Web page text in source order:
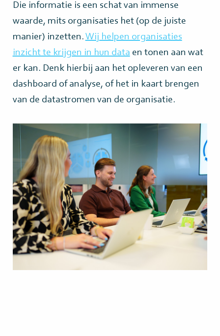
Die informatie is een schat van immense
waarde, mits organisaties het (op de juiste
manier) inzetten. Wij helpen organisaties
inzicht te krijgen in hun data en tonen aan wat
er kan. Denk hierbij aan het opleveren van een
dashboard of analyse, of het in kaart brengen
van de datastromen van de organisatie.